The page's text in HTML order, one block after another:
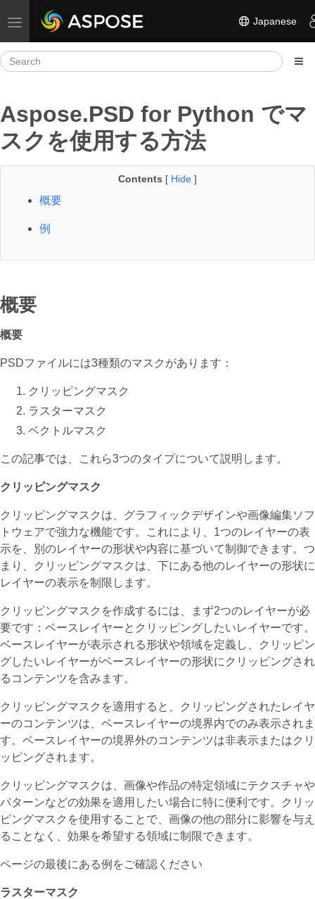
Toggle navigation Japanese
Aspose.PSD for Python でマ
スクを使用する方法
Contents [ Hide ]
概要
例
概要
概要
PSDファイルには3種類のマスクがあります：
クリッピングマスク
ラスターマスク
ベクトルマスク
この記事では、これら3つのタイプについて説明します。
クリッピングマスク
クリッピングマスクは、グラフィックデザインや画像編集ソフ
トウェアで強力な機能です。これにより、1つのレイヤーの表
示を、別のレイヤーの形状や内容に基づいて制御できます。つ
まり、クリッピングマスクは、下にある他のレイヤーの形状に
レイヤーの表示を制限します。
クリッピングマスクを作成するには、まず2つのレイヤーが必
要です：ベースレイヤーとクリッピングしたいレイヤーです。
ベースレイヤーが表示される形状や領域を定義し、クリッピン
グしたいレイヤーがベースレイヤーの形状にクリッピングされ
るコンテンツを含みます。
クリッピングマスクを適用すると、クリッピングされたレイヤ
ーのコンテンツは、ベースレイヤーの境界内でのみ表示されま
す。ベースレイヤーの境界外のコンテンツは非表示またはクリ
ッピングされます。
クリッピングマスクは、画像や作品の特定領域にテクスチャや
パターンなどの効果を適用したい場合に特に便利です。クリッ
ピングマスクを使用することで、画像の他の部分に影響を与え
ることなく、効果を希望する領域に制限できます。
ページの最後にある例をご確認ください
ラスターマスク